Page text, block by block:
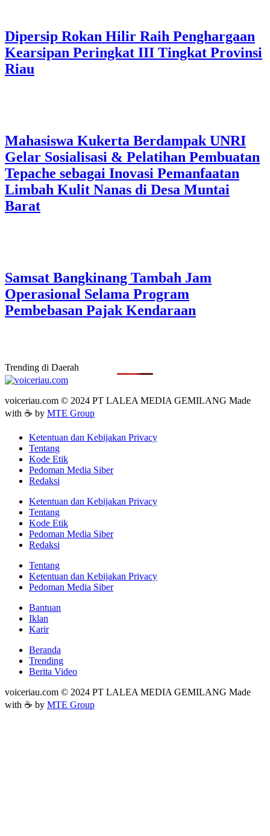
Dipersip Rokan Hilir Raih Penghargaan
Kearsipan Peringkat III Tingkat Provinsi
Riau
Mahasiswa Kukerta Berdampak UNRI
Gelar Sosialisasi & Pelatihan Pembuatan
Tepache sebagai Inovasi Pemanfaatan
Limbah Kulit Nanas di Desa Muntai
Barat
Samsat Bangkinang Tambah Jam
Operasional Selama Program
Pembebasan Pajak Kendaraan
Trending di Daerah
voiceriau.com © 2024 PT LALEA MEDIA GEMILANG Made
with ☕ by MTE Group
Ketentuan dan Kebijakan Privacy
Tentang
Kode Etik
Pedoman Media Siber
Redaksi
Ketentuan dan Kebijakan Privacy
Tentang
Kode Etik
Pedoman Media Siber
Redaksi
Tentang
Ketentuan dan Kebijakan Privacy
Pedoman Media Siber
Bantuan
Iklan
Karir
Beranda
Trending
Berita Video
voiceriau.com © 2024 PT LALEA MEDIA GEMILANG Made
with ☕ by MTE Group